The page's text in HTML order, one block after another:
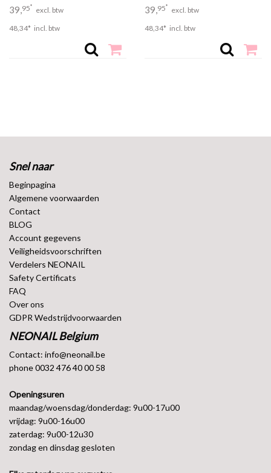
39,95*
excl. btw
48, 34* incl. btw
39,95*
excl. btw
48, 34* incl. btw
Snel naar
Beginpagina
Algemene voorwaarden
Contact
BLOG
Account gegevens
Veiligheidsvoorschriften
Verdelers NEONAIL
Safety Certificats
FAQ
Over ons
GDPR Wedstrijdvoorwaarden
NEONAIL Belgium
Contact: info@neonail.be
phone 0032 476 40 00 58
Openingsuren
maandag/woensdag/donderdag: 9u00-17u00
vrijdag: 9u00-16u00
zaterdag: 9u00-12u30
zondag en dinsdag gesloten